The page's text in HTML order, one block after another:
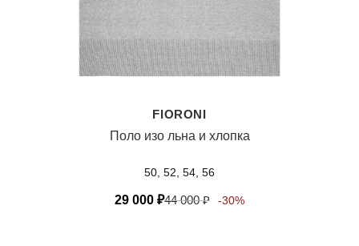
FIORONI
Поло изо льна и хлопка
50, 52, 54, 56
29 000 ₽44 000₽ -30%